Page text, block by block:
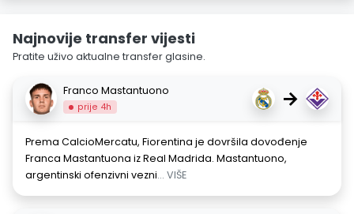
Najnovije transfer vijesti
Pratite uživo aktualne transfer glasine.
Franco Mastantuono
prije 4h →
Prema CalcioMercatu, Fiorentina je dovršila dovođenje
Franca Mastantuona iz Real Madrida. Mastantuono,
argentinski ofenzivni vezni... VIŠE